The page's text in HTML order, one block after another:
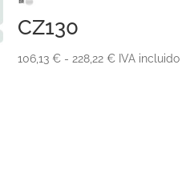
CZ130
106,13 € - 228,22 €Rango
IVA incluido